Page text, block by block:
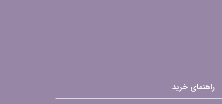
راهنمای خرید